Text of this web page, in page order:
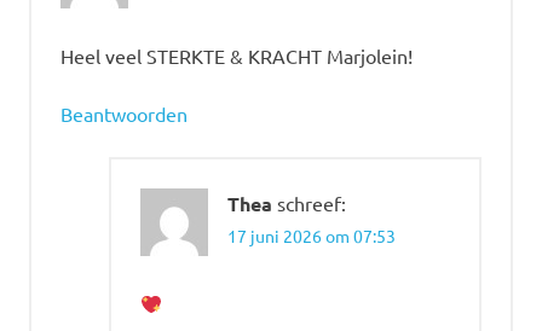
Heel veel STERKTE & KRACHT Marjolein!
Beantwoorden
Thea schreef:
17 juni 2026 om 07:53